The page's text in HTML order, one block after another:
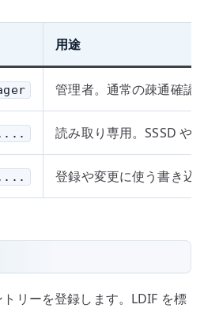
用途
管理者。通常の疎通確認
読み取り専用。SSSD や
登録や変更に使う書き込
リーを登録します。LDIF を標